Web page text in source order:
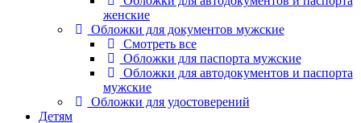
женские
Обложки для документов мужские
Смотреть все
Обложки для паспорта мужские
Обложки для автодокументов и паспорта
мужские
Обложки для удостоверений
Детям